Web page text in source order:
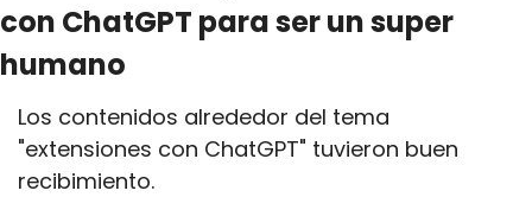
con ChatGPT para ser un super
humano
Los contenidos alrededor del tema
"extensiones con ChatGPT" tuvieron buen
recibimiento.